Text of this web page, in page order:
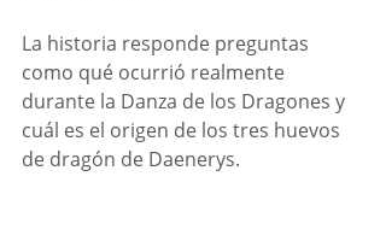
La historia responde preguntas
como qué ocurrió realmente
durante la Danza de los Dragones y
cuál es el origen de los tres huevos
de dragón de Daenerys.